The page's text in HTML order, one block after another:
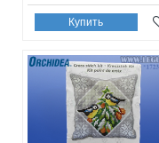
Купить